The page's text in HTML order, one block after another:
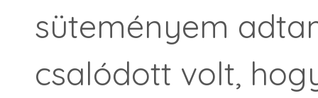
süteményem
csalódott volt,